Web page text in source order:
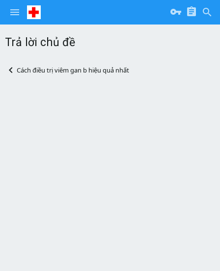
Trả lời chủ đề
Cách điều trị viêm gan b hiệu quả nhất